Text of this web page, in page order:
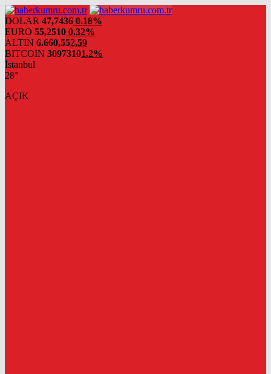
DOLAR 47,7436 0.18%
EURO 55,2510 0.32%
ALTIN 6.660,552,59
BITCOIN 30973101.2%
İstanbul
28°
AÇIK